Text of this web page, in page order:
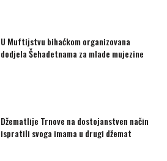
U Muftijstvu bihaćkom organizovana
dodjela Šehadetnama za mlade mujezine
Džematlije Trnove na dostojanstven način
ispratili svoga imama u drugi džemat